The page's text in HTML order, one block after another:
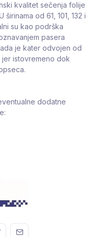
kvalitet sečenja folije
od 61, 101, 132 i
su kao podrška
pasera
je kater odvojen od
istovremeno dok
dodatne